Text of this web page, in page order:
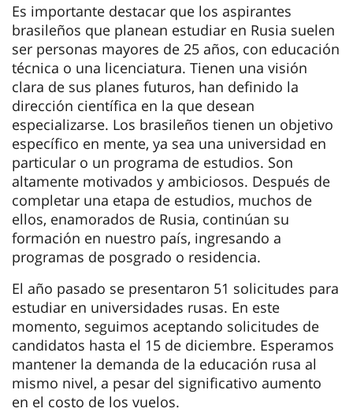
Es importante destacar que los aspirantes
brasileños que planean estudiar en Rusia suelen
ser personas mayores de 25 años, con educación
técnica o una licenciatura. Tienen una visión
clara de sus planes futuros, han definido la
dirección científica en la que desean
especializarse. Los brasileños tienen un objetivo
específico en mente, ya sea una universidad en
particular o un programa de estudios. Son
altamente motivados y ambiciosos. Después de
completar una etapa de estudios, muchos de
ellos, enamorados de Rusia, continúan su
formación en nuestro país, ingresando a
programas de posgrado o residencia.
El año pasado se presentaron 51 solicitudes para
estudiar en universidades rusas. En este
momento, seguimos aceptando solicitudes de
candidatos hasta el 15 de diciembre. Esperamos
mantener la demanda de la educación rusa al
mismo nivel, a pesar del significativo aumento
en el costo de los vuelos.